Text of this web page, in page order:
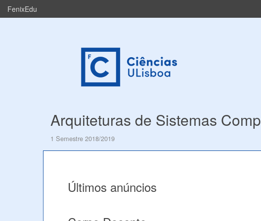
FenixEdu
Arquiteturas de Sistemas
1 Semestre 2018/2019
Últimos anúncios